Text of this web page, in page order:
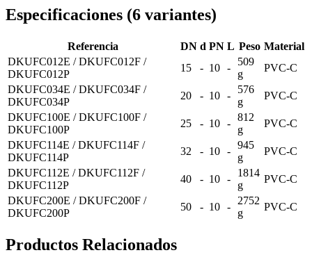
Especificaciones (6 variantes)
Referencia DN d PN L Peso Material
DKUFC012E / DKUFC012F /
DKUFC012P
15 - 10 -
509
g
PVC-C
DKUFC034E / DKUFC034F /
DKUFC034P
20 - 10 -
576
g
PVC-C
DKUFC100E / DKUFC100F /
DKUFC100P
25 - 10 -
812
g
PVC-C
DKUFC114E / DKUFC114F /
DKUFC114P
32 - 10 -
945
g
PVC-C
DKUFC112E / DKUFC112F /
DKUFC112P
40 - 10 -
1814
g
PVC-C
DKUFC200E / DKUFC200F /
DKUFC200P
50 - 10 -
2752
g
PVC-C
Productos Relacionados